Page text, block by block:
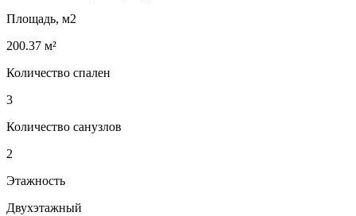
Площадь, м2
200.37 м²
Количество спален
3
Количество санузлов
2
Этажность
Двухэтажный